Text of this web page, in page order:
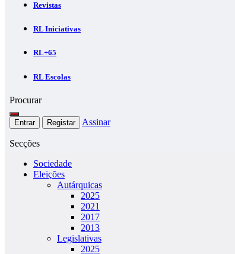
Revistas
RL Iniciativas
RL+65
RL Escolas
Procurar
Entrar Registar Assinar
Secções
Sociedade
Eleições
Autárquicas
2025
2021
2017
2013
Legislativas
2025